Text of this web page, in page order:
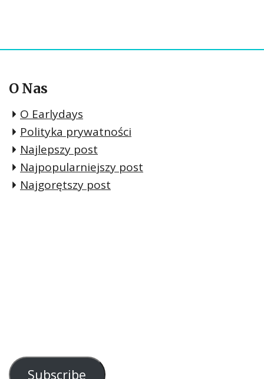
O Nas
O Earlydays
Polityka prywatności
Najlepszy post
Najpopularniejszy post
Najgorętszy post
Subscribe